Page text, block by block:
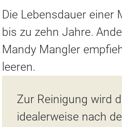
Die Lebensdauer
bis zu zehn Jahre.
Mandy Mangler
leeren.
Zur Reinigung wird
idealerweise nach